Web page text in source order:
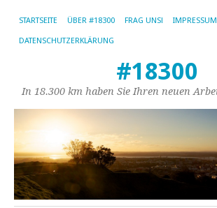
STARTSEITE ÜBER #18300 FRAG UNS! IMPRESSUM
DATENSCHUTZERKLÄRUNG
#18300
In 18.300 km haben Sie Ihren neuen